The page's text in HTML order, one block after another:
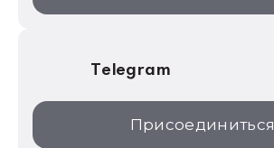
Telegram
Присоединиться